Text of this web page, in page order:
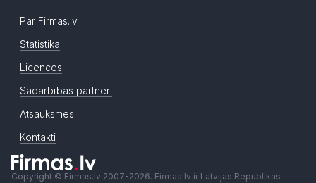
Par Firmas.lv
Statistika
Licences
Sadarbības partneri
Atsauksmes
Kontakti
Copyright © Firmas.lv 2007-2026. Firmas.lv ir Latvijas Republikas